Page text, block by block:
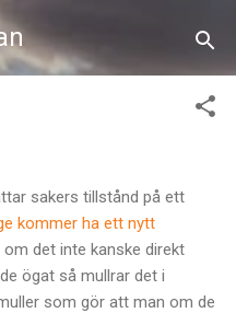
sakers tillstånd på ett
kommer ha ett nytt
om det inte kanske direkt
ögat så mullrar det i
som gör att man om de